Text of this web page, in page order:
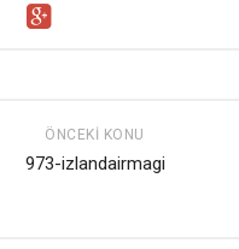
ÖNCEKI KONU
973-izlandairmagi